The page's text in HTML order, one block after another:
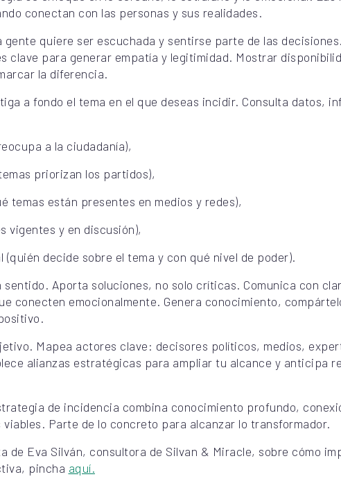
conectan con las personas y sus realidades.
quiere ser escuchada y sentirse parte de las
clave para generar empatía y legitimidad. Mostrar
la diferencia.
a fondo el tema en el que deseas incidir. Consulta datos,
a la ciudadanía),
priorizan los partidos),
temas están presentes en medios y redes),
vigentes y en discusión),
(quién decide sobre el tema y con qué nivel de poder).
Aporta soluciones, no solo críticas. Comunica con
conecten emocionalmente. Genera conocimiento,
Mapea actores clave: decisores políticos, medios,
alianzas estratégicas para ampliar tu alcance y anticipa
de incidencia combina conocimiento profundo,
Parte de lo concreto para alcanzar lo transformador.
de Eva Silván, consultora de Silvan & Miracle, sobre cómo
pincha aquí.